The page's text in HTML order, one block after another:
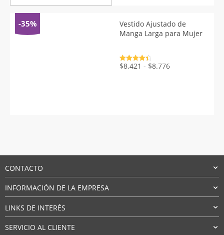
$24.260
-35%
Vestido Ajustado de
Manga Larga para Mujer
Valorado
con 4.5 de
$8.421 - $8.776Rango
CONTACTO
INFORMACIÓN DE LA EMPRESA
LINKS DE INTERÉS
SERVICIO AL CLIENTE